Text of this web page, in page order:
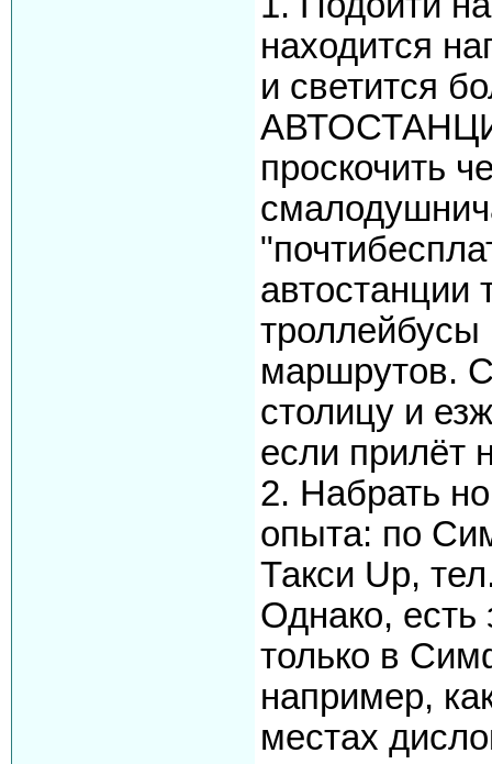
находится
и светится
проскочить
автостанции
троллейбусы
маршрутов.
столицу и
если прилёт
2. Набрать
опыта: по
Такси Up,
Однако, есть
только в
например,
местах